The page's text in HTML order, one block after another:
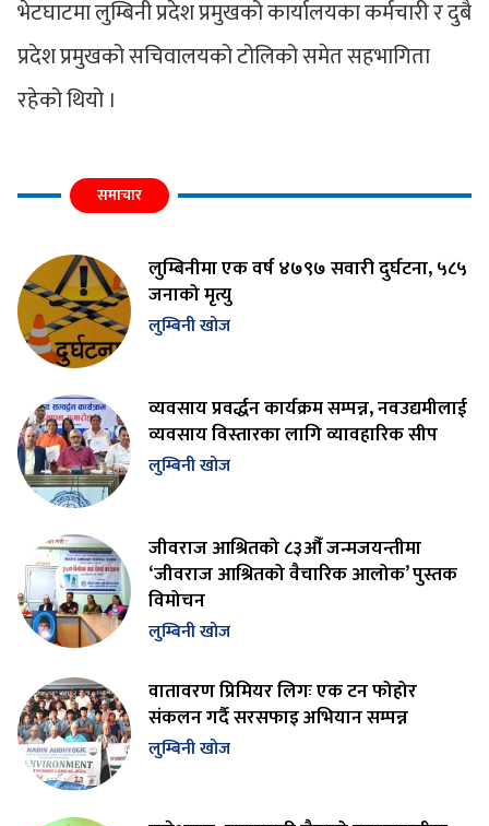
भेटघाटमा लुम्बिनी प्रदेश प्रमुखको कार्यालयका कर्मचारी र दुबै
प्रदेश प्रमुखको सचिवालयको टोलिको समेत सहभागिता
रहेको थियो ।
समाचार
लुम्बिनीमा एक वर्ष ४७९७ सवारी दुर्घटना, ५८५
जनाको मृत्यु
लुम्बिनी खोज
व्यवसाय प्रवर्द्धन कार्यक्रम सम्पन्न, नवउद्यमीलाई
व्यवसाय विस्तारका लागि व्यावहारिक सीप
लुम्बिनी खोज
जीवराज आश्रितको ८३औँ जन्मजयन्तीमा
‘जीवराज आश्रितको वैचारिक आलोक’ पुस्तक
विमोचन
लुम्बिनी खोज
वातावरण प्रिमियर लिगः एक टन फोहोर
संकलन गर्दै सरसफाइ अभियान सम्पन्न
लुम्बिनी खोज